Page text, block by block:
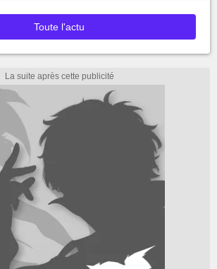
Toute l'actu